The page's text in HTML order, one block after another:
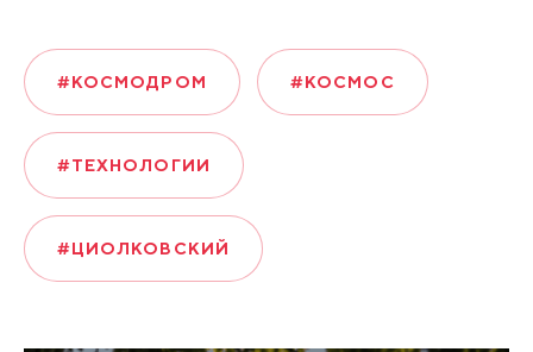
#КОСМОДРОМ #КОСМОС
#ТЕХНОЛОГИИ
#ЦИОЛКОВСКИЙ